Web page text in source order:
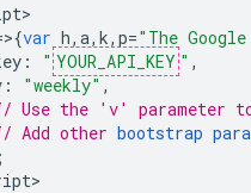
var h, a, k, p="The
: " YOUR_API_KEY " ,
: "weekly" ,
Use the 'v' parameter
Add other bootstrap
>